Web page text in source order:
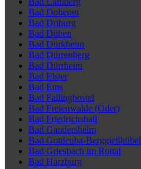
Bad Doberan
Bad Driburg
Bad Düben
Bad Dürkheim
Bad Dürrenberg
Bad Dürrheim
Bad Elster
Bad Ems
Bad Fallingbostel
Bad Freienwalde (Oder)
Bad Friedrichshall
Bad Gandersheim
Bad Gottleuba-Berggießhübel
Bad Griesbach im Rottal
Bad Harzburg